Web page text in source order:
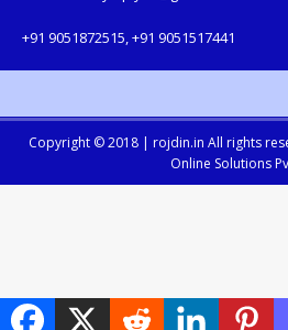
+91 9051872515, +91 9051517441
Copyright © 2018 | rojdin.in All rights
Online Solutions